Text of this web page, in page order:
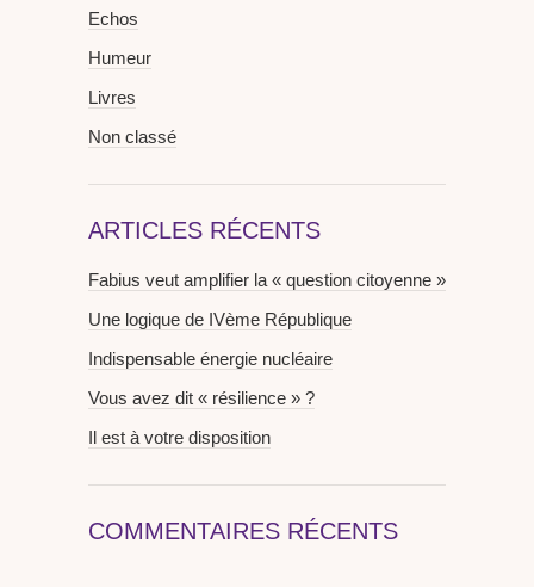
Echos
Humeur
Livres
Non classé
ARTICLES RÉCENTS
Fabius veut amplifier la « question citoyenne »
Une logique de IVème République
Indispensable énergie nucléaire
Vous avez dit « résilience » ?
Il est à votre disposition
COMMENTAIRES RÉCENTS